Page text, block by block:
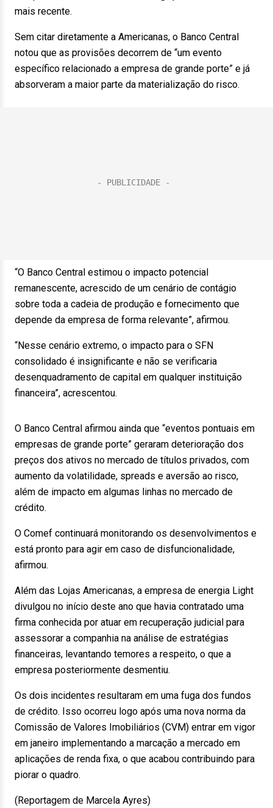
mais recente.
Sem citar diretamente a Americanas, o Banco Central
notou que as provisões decorrem de “um evento
específico relacionado a empresa de grande porte” e já
absorveram a maior parte da materialização do risco.
“O Banco Central estimou o impacto potencial
remanescente, acrescido de um cenário de contágio
sobre toda a cadeia de produção e fornecimento que
depende da empresa de forma relevante”, afirmou.
“Nesse cenário extremo, o impacto para o SFN
consolidado é insignificante e não se verificaria
desenquadramento de capital em qualquer instituição
financeira”, acrescentou.
O Banco Central afirmou ainda que “eventos pontuais em
empresas de grande porte” geraram deterioração dos
preços dos ativos no mercado de títulos privados, com
aumento da volatilidade, spreads e aversão ao risco,
além de impacto em algumas linhas no mercado de
crédito.
O Comef continuará monitorando os desenvolvimentos e
está pronto para agir em caso de disfuncionalidade,
afirmou.
Além das Lojas Americanas, a empresa de energia Light
divulgou no início deste ano que havia contratado uma
firma conhecida por atuar em recuperação judicial para
assessorar a companhia na análise de estratégias
financeiras, levantando temores a respeito, o que a
empresa posteriormente desmentiu.
Os dois incidentes resultaram em uma fuga dos fundos
de crédito. Isso ocorreu logo após uma nova norma da
Comissão de Valores Imobiliários (CVM) entrar em vigor
em janeiro implementando a marcação a mercado em
aplicações de renda fixa, o que acabou contribuindo para
piorar o quadro.
(Reportagem de Marcela Ayres)